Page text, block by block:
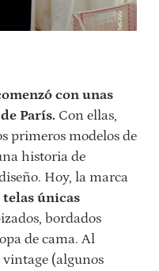
con unas
París. Con ellas,
primeros modelos de
historia de
Hoy, la marca
telas únicas
bordados
de cama. Al
(algunos